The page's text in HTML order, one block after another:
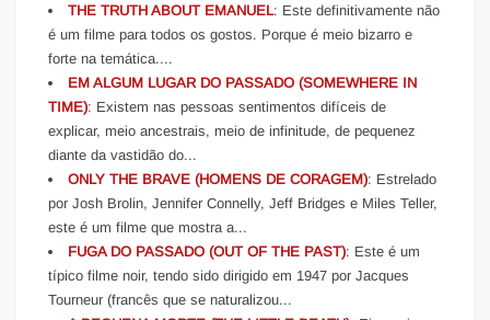
THE TRUTH ABOUT EMANUEL: Este definitivamente não
é um filme para todos os gostos. Porque é meio bizarro e
forte na temática....
EM ALGUM LUGAR DO PASSADO (SOMEWHERE IN
TIME): Existem nas pessoas sentimentos difíceis de
explicar, meio ancestrais, meio de infinitude, de pequenez
diante da vastidão do...
ONLY THE BRAVE (HOMENS DE CORAGEM): Estrelado
por Josh Brolin, Jennifer Connelly, Jeff Bridges e Miles Teller,
este é um filme que mostra a...
FUGA DO PASSADO (OUT OF THE PAST): Este é um
típico filme noir, tendo sido dirigido em 1947 por Jacques
Tourneur (francês que se naturalizou...